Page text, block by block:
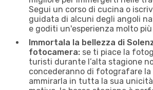
Segui un corso di cucina o
guidata di alcuni degli angoli
e goditi un'esperienza molto
Immortala la bellezza di
fotocamera: se ti piace la
turisti durante l’alta stagione
concederanno di fotografare
ammirarla in tutta la sua